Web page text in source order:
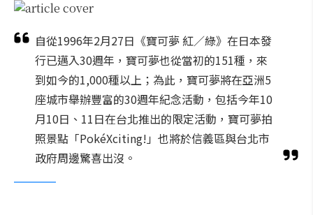
自從1996年2月27日《寶可夢 紅／綠》在日本發
行已邁入30週年，寶可夢也從當初的151種，來
到如今的1,000種以上；為此，寶可夢將在亞洲5
座城市舉辦豐富的30週年紀念活動，包括今年10
月10日、11日在台北推出的限定活動，寶可夢拍
照景點「PokéXciting!」也將於信義區與台北市
政府周邊驚喜出沒。